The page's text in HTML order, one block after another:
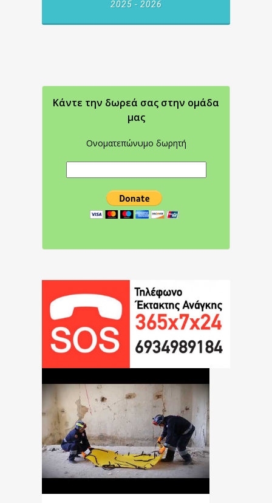
2025 - 2026
Κάντε την δωρεά σας στην oμάδα
μας
Ονοματεπώνυμο δωρητή